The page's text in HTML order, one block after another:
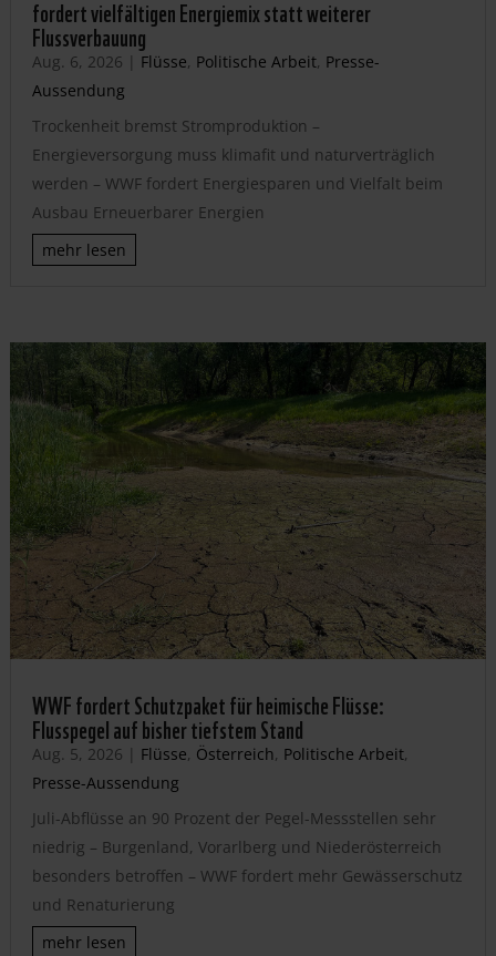
fordert vielfältigen Energiemix statt weiterer
Flussverbauung
Aug. 6, 2026 | Flüsse, Politische Arbeit, Presse-
Aussendung
Trockenheit bremst Stromproduktion –
Energieversorgung muss klimafit und naturverträglich
werden – WWF fordert Energiesparen und Vielfalt beim
Ausbau Erneuerbarer Energien
mehr lesen
WWF fordert Schutzpaket für heimische Flüsse:
Flusspegel auf bisher tiefstem Stand
Aug. 5, 2026 | Flüsse, Österreich, Politische Arbeit,
Presse-Aussendung
Juli-Abflüsse an 90 Prozent der Pegel-Messstellen sehr
niedrig – Burgenland, Vorarlberg und Niederösterreich
besonders betroffen – WWF fordert mehr Gewässerschutz
und Renaturierung
mehr lesen